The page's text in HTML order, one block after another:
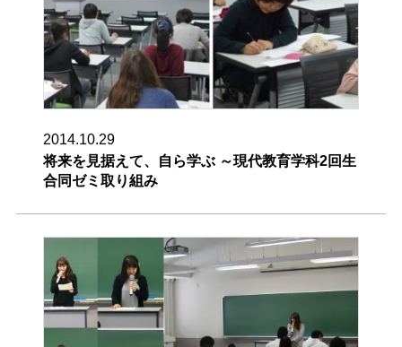
2014.10.29
将来を見据えて、自ら学ぶ ～現代教育学科2回生
合同ゼミ取り組み